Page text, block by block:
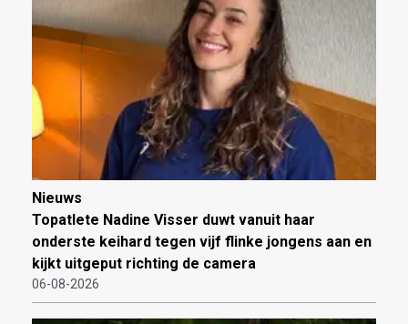
Nieuws
Topatlete Nadine Visser duwt vanuit haar
onderste keihard tegen vijf flinke jongens aan en
kijkt uitgeput richting de camera
06-08-2026